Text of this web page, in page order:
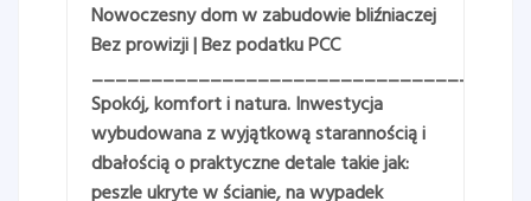
Nowoczesny dom w zabudowie bliźniaczej
Bez prowizji | Bez podatku PCC
Spokój, komfort i natura. Inwestycja
wybudowana z wyjątkową starannością i
dbałością o praktyczne detale takie jak:
peszle ukryte w ścianie, na wypadek